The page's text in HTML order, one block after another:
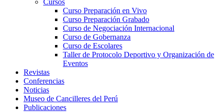
Cursos
Curso Preparación en Vivo
Curso Preparación Grabado
Curso de Negociación Internacional
Curso de Gobernanza
Curso de Escolares
Taller de Protocolo Deportivo y Organización de
Eventos
Revistas
Conferencias
Noticias
Museo de Cancilleres del Perú
Publicaciones